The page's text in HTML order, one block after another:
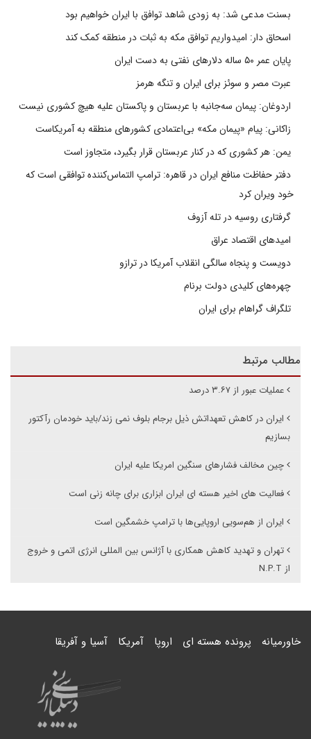
بسنت مدعی شد: به زودی شاهد توافق با ایران خواهیم بود
اسحاق دار: امیدواریم توافق مکه به ثبات در منطقه کمک کند
پایان عمر ۵۰ ساله دلارهای نفتی به دست ایران
عبرت مصر و سوئز برای ایران و تنگه هرمز
اردوغان: پیمان سه‌جانبه با عربستان و پاکستان علیه هیچ کشوری نیست
زاکانی: پیام «پیمان مکه» بی‌اعتمادی کشورهای منطقه به آمریکاست
یمن: هر کشوری که در کنار عربستان قرار بگیرد، متجاوز است
دفتر حفاظت منافع ایران در قاهره: ترامپ التماس‌کننده توافقی است که
خود ویران کرد
گرفتاری روسیه در تله آزوف
امیدهای اقتصاد عراق
دویست و پنجاه سالگی انقلاب آمریکا در ترازو
چهره‌های کلیدی دولت برنام
تلگراف گراهام برای ایران
مطالب مرتبط
عملیات عبور از ۳.۶۷ درصد
ایران در کاهش تعهداتش ذیل برجام بلوف نمی زند/باید خودمان رآکتور
بسازیم
چین مخالف فشارهای سنگین امریکا علیه ایران
فعالیت های اخیر هسته ای ایران ابزاری برای چانه زنی است
ایران از هم‌سویی اروپایی‌ها با ترامپ خشمگین است
تهران و تهدید کاهش همکاری با آژانس بین المللی انرژی اتمی و خروج
از N.P.T
خاورمیانه پرونده هسته ای اروپا آمریکا آسیا و آفریقا